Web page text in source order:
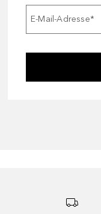
E-Mail-Adresse*